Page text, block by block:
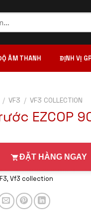
ÂM THANH ĐỊNH VỊ
/ VF3 / VF3 COLLECTION
EZCOP
ĐẶT HÀNG NGAY
, Vf3 collection